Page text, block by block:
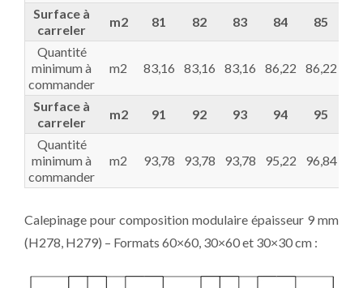
Surface à
carreler
m2 81 82 83 84 85
Quantité
minimum à
commander
m2 83,16 83,16 83,16 86,22 86,22
Surface à
carreler
m2 91 92 93 94 95
Quantité
minimum à
commander
m2 93,78 93,78 93,78 95,22 96,84
Calepinage pour composition modulaire épaisseur 9 mm
(H278, H279) – Formats 60×60, 30×60 et 30×30 cm :